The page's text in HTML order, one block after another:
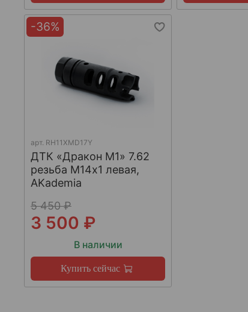
-36%
арт. RH11XMD17Y
ДТК «Дракон М1» 7.62
резьба М14х1 левая,
AKademia
5 450 ₽
3 500 ₽
В наличии
Купить сейчас